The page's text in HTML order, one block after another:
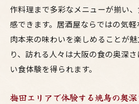
梅田で味わう高級鳥料理
大阪焼鳥の名店で至福の
友人と楽しむ梅田居酒屋
地元食材を活かす大阪の鳥料
大阪地鶏を使った鳥料理
居酒屋で堪能できる地元
作料理まで多彩なメニューが揃い
感できます。居酒屋ならではの気
肉本来の味わいを楽しめることが
り、訪れる人々は大阪の食の奥深
い食体験を得られます。
梅田エリアで体験する焼鳥の奥